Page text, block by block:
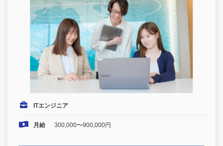
ITエンジニア
月給 300,000〜900,000円